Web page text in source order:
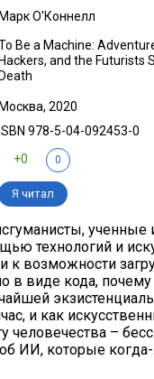
Марк О'Коннелл
Be a Machine:
Hackers, and the Futurists
Death
Москва, 2020
ISBN 978-5-04-092453-0
+0
0
Я читал
технологий и
к возможности
в виде кода,
и как
человечества –
ИИ, которые